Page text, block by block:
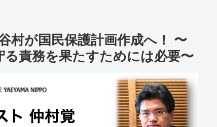
村が国民保護計画作成へ！ 〜
責務を果たすためには必要〜